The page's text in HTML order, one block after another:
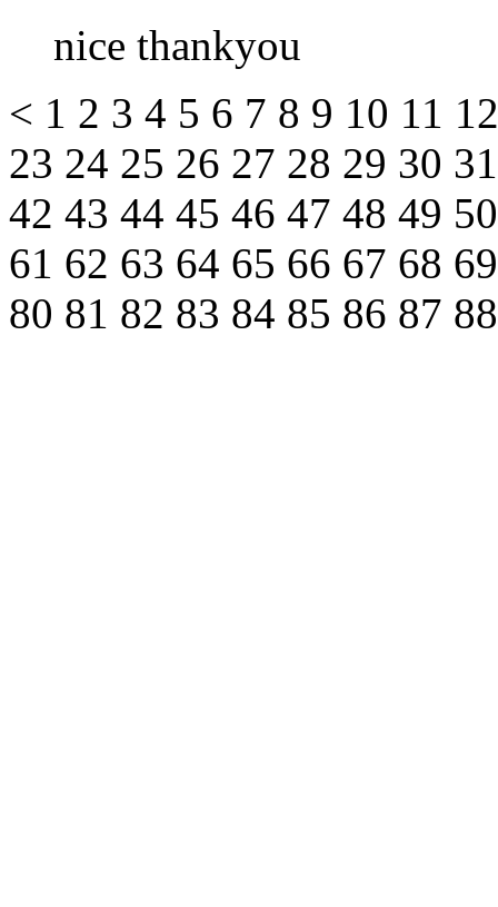
nice thankyou
< 1 2 3 4 5 6 7 8 9 10 11
23 24 25 26 27 28 29 30
42 43 44 45 46 47 48 49
61 62 63 64 65 66 67 68
80 81 82 83 84 85 86 87